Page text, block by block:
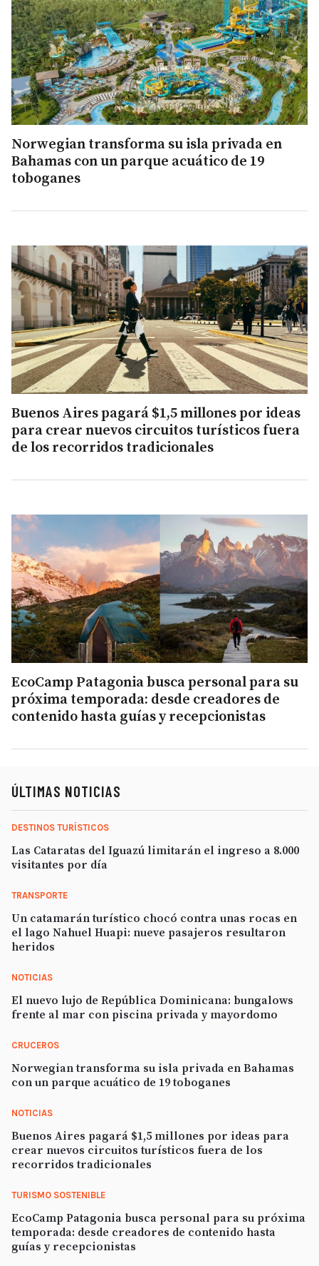
Norwegian transforma su isla privada en
Bahamas con un parque acuático de 19
toboganes
Buenos Aires pagará $1,5 millones por ideas
para crear nuevos circuitos turísticos fuera
de los recorridos tradicionales
EcoCamp Patagonia busca personal para su
próxima temporada: desde creadores de
contenido hasta guías y recepcionistas
ÚLTIMAS NOTICIAS
DESTINOS TURÍSTICOS
Las Cataratas del Iguazú limitarán el ingreso a 8.000
visitantes por día
TRANSPORTE
Un catamarán turístico chocó contra unas rocas en
el lago Nahuel Huapi: nueve pasajeros resultaron
heridos
NOTICIAS
El nuevo lujo de República Dominicana: bungalows
frente al mar con piscina privada y mayordomo
CRUCEROS
Norwegian transforma su isla privada en Bahamas
con un parque acuático de 19 toboganes
NOTICIAS
Buenos Aires pagará $1,5 millones por ideas para
crear nuevos circuitos turísticos fuera de los
recorridos tradicionales
TURISMO SOSTENIBLE
EcoCamp Patagonia busca personal para su próxima
temporada: desde creadores de contenido hasta
guías y recepcionistas